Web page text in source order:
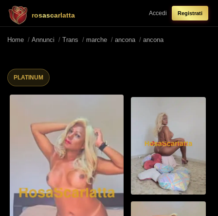
rosascarlatta Accedi Registrati
Home / Annunci / Trans / marche / ancona / ancona
PLATINUM